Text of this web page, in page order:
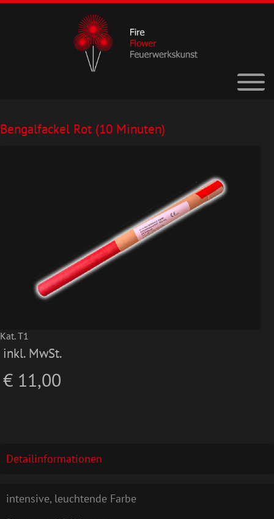
Bengalfackel Rot (10 Minuten)
Kat. T1
inkl. MwSt.
€ 11,00
Detailinformationen
intensive, leuchtende Farbe